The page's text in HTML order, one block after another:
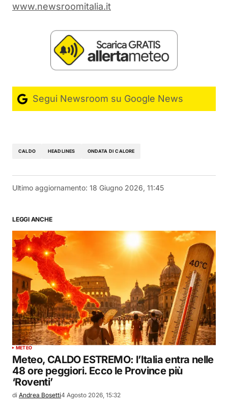
www.newsroomitalia.it
Segui Newsroom su Google News
CALDO HEADLINES ONDATA DI CALORE
Ultimo aggiornamento: 18 Giugno 2026, 11:45
LEGGI ANCHE
METEO
Meteo, CALDO ESTREMO: l’Italia entra nelle
48 ore peggiori. Ecco le Province più
‘Roventi’
di Andrea Bosetti4 Agosto 2026, 15:32